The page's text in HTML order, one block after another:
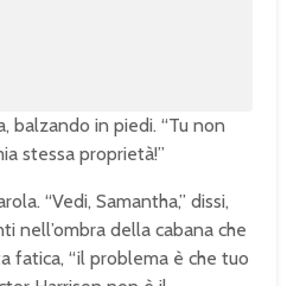
balzando in piedi. “Tu non
stessa proprietà!”
“Vedi, Samantha,” dissi,
nell’ombra della cabana che
fatica, “il problema è che tuo